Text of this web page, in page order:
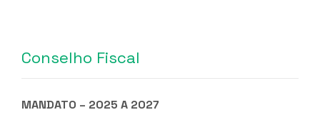
Conselho Fiscal
MANDATO – 2025 A 2027